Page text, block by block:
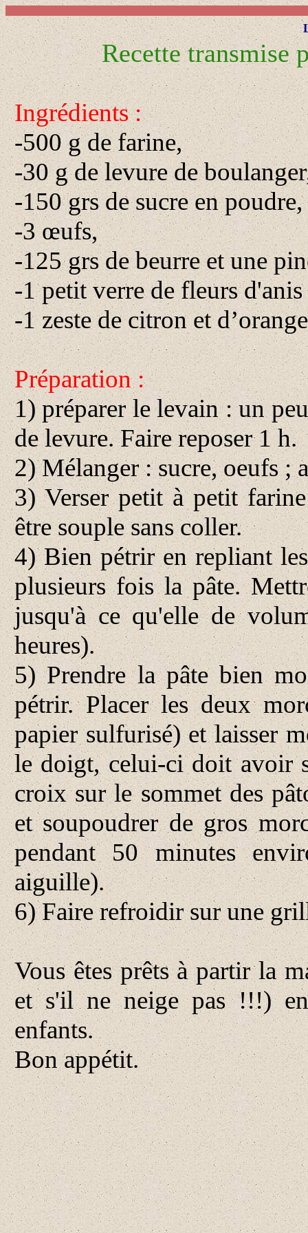
Recette transmise
Ingrédients :
-500 g de farine,
-30 g de levure de
-150 grs de sucre en poudre,
-3 œufs,
-125 grs de beurre et une
-1 petit verre de fleurs
-1 zeste de citron et
Préparation :
1) préparer le levain : un
de levure. Faire reposer 1 h.
2) Mélanger : sucre, oeufs ;
3) Verser petit à petit
être souple sans coller.
4) Bien pétrir en repliant
plusieurs fois la pâte.
jusqu'à ce qu'elle de
heures).
5) Prendre la pâte bien
pétrir. Placer les deux
papier sulfurisé) et laisser
le doigt, celui-ci doit avoir
croix sur le sommet des
et soupoudrer de gros
pendant 50 minutes
aiguille).
6) Faire refroidir sur une
Vous êtes prêts à partir la
et s'il ne neige pas !!!)
enfants.
Bon appétit.